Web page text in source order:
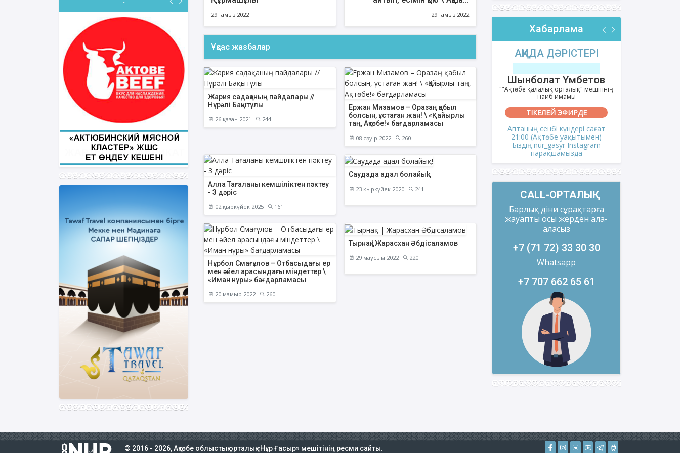
29 тамыз 2022 29 тамыз 2022
Ұқсас жазбалар
Жария садақаның пайдалары //
Нұрәлі Бақытұлы
26 қазан 2021 244
Ержан Мизамов – Оразаң қабыл
болсын, ұстаған жан! \ «Қайырлы
таң, Ақтөбе!» бағдарламасы
08 сәуір 2022 260
Алла Тағаланы кемшіліктен пәктеу
- 3 дәріс
02 қыркүйек 2025 161
Саудада адал болайық!
23 қыркүйек 2020 241
Нұрбол Смағұлов – Отбасыдағы ер
мен әйел арасындағы міндеттер \
«Иман нұры» бағдарламасы
20 мамыр 2022 260
Тырнақ | Жарасхан Әбдісаламов
29 маусым 2022 220
Хабарлама
ФИҚҺ ДӘРІСТЕРІ
Нұрбол Смағұлов
""Нұр Ғасыр" облыстық мешітінің
наиб имамы
ТІКЕЛЕЙ ЭФИРДЕ
Аптаның сәрсенбі күндері сағат
21:00 (Ақтөбе уақытымен)
Біздің nur_gasyr Instagram
парақшамызда
АҚИДА ДӘРІСТЕРІ
Шынболат Үмбетов
""Ақтөбе қалалық орталық" мешітінің
наиб имамы
Аптаның сенбі күндері сағат
парақшамызда
Нұрбол Смағұлов
""Нұр Ғасыр" облыстық мешітінің
наиб имамы
ТІКЕЛЕЙ ЭФИРДЕ
Аптаның сәрсенбі күндері сағат
21:00 (Ақтөбе уақытымен)
Біздің nur_gasyr Instagram
АҚИДА ДӘРІСТЕРІ
Шынболат Үмбетов
""Ақтөбе қалалық орталық" мешітінің
наиб имамы
ТІКЕЛЕЙ ЭФИРДЕ
Аптаның сенбі күндері сағат
21:00 (Ақтөбе уақытымен)
Біздің nur_gasyr Instagram
парақшамызда
CALL-ОРТАЛЫҚ
Барлық діни сұрақтарға
жауапты осы жерден ала-
аласыз
+7 (71 72) 33 30 30
Whatsapp
+7 707 662 65 61
© 2016 - 2026, Ақтөбе облыстық орталық «Нұр Ғасыр» мешітінің ресми сайты.